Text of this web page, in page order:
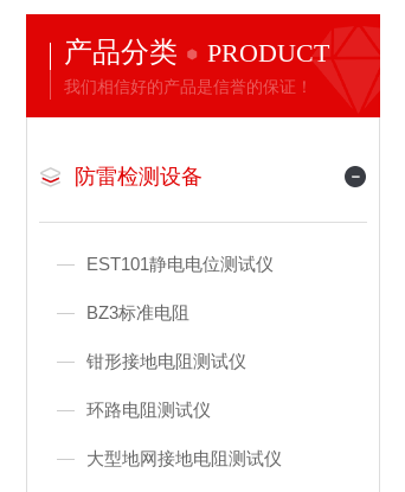
产品分类 PRODUCT
我们相信好的产品是信誉的保证！
防雷检测设备
EST101静电电位测试仪
BZ3标准电阻
钳形接地电阻测试仪
环路电阻测试仪
大型地网接地电阻测试仪